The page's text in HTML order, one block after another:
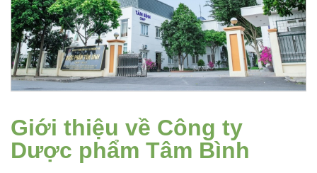
Giới thiệu về Công ty
Dược phẩm Tâm Bình